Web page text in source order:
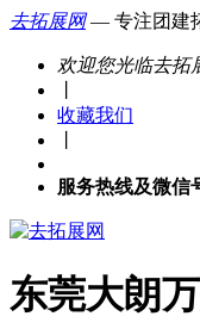
去拓展网— 专注团建
欢迎您光临去拓
收藏我们
服务热线及微信
东莞大朗